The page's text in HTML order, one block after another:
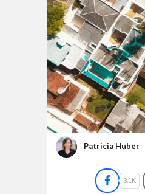
Patricia Huber
3.1K